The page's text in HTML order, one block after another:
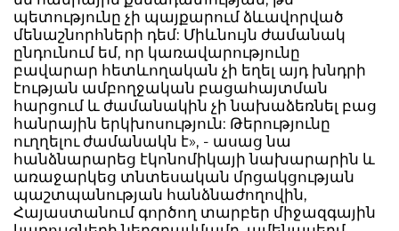
պետությունը չի պայքարում ձևավորված
մենաշնորհների դեմ: Միևնույն ժամանակ
ընդունում եմ, որ կառավարությունը
բավարար հետևողական չի եղել այդ խնդրի
էության ամբողջական բացահայտման
հարցում և ժամանակին չի նախաձեռնել բաց
հանրային երկխոսություն: Թերությունը
ուղղելու ժամանակն է», - ասաց նա
հանձնարարեց էկոնոմիկայի նախարարին և
առաջարկեց տնտեսական մրցակցության
պաշտպանության հանձնաժողովին,
Հայաստանում գործող տարբեր միջազգային